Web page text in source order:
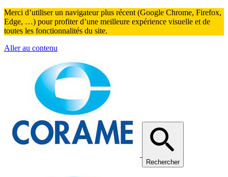
Merci d’utiliser un navigateur plus récent (Google Chrome, Firefox,
Edge, …) pour profiter d’une meilleure expérience visuelle et de
toutes les fonctionnalités du site.
Aller au contenu
Rechercher